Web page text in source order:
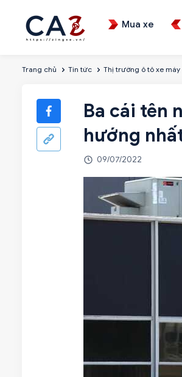
Mua xe
Trang chủ Tin tức Thị trường ô tô xe máy
Ba cái tên
hướng
09/07/2022